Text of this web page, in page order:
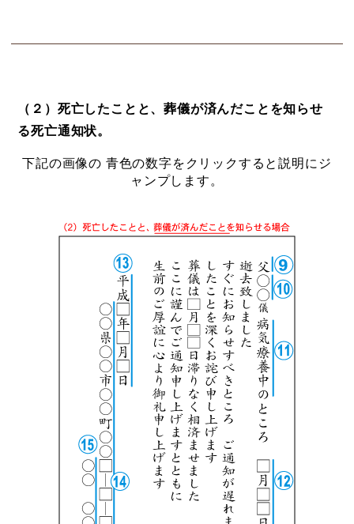
（２）死亡したことと、葬儀が済んだことを知らせ
る死亡通知状。
下記の画像の 青色の数字をクリックすると説明にジ
ャンプします。